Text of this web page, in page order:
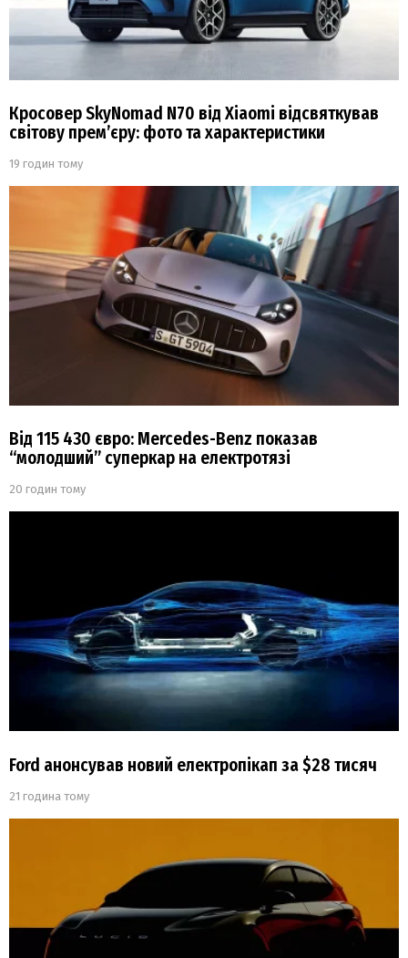
Кросовер SkyNomad N70 від Xiaomi відсвяткував
світову прем’єру: фото та характеристики
19 годин тому
Від 115 430 євро: Mercedes-Benz показав
“молодший” суперкар на електротязі
20 годин тому
Ford анонсував новий електропікап за $28 тисяч
21 година тому